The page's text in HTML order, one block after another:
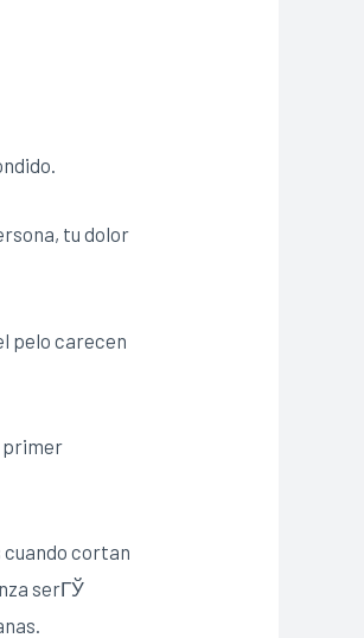
tu dolor
pelo carecen
primer
cuando cortan
serГЎ